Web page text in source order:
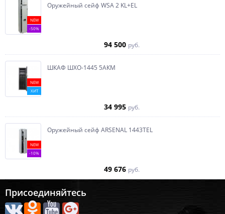
NEW
-50%
Оружейный сейф WSA 2 KL+EL
94 500 руб.
NEW
ХИТ
ШКАФ ШХО-1445 5АКМ
34 995 руб.
NEW
-10%
Оружейный сейф ARSENAL 1443ТEL
49 676 руб.
Присоединяйтесь